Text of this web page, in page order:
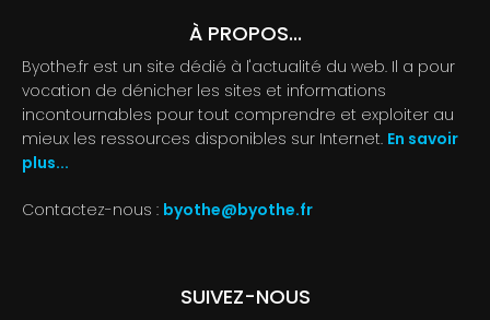
À PROPOS...
Byothe.fr est un site dédié à l'actualité du web. Il a pour
vocation de dénicher les sites et informations
incontournables pour tout comprendre et exploiter au
mieux les ressources disponibles sur Internet. En savoir
plus...
Contactez-nous : byothe@byothe.fr
SUIVEZ-NOUS